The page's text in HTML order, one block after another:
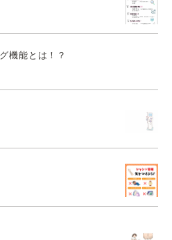
機能とは！？